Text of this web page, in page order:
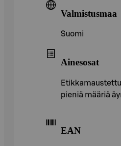
Valmistusmaa
Suomi
Ainesosat
pieniä määriä
EAN